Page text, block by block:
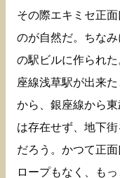
その際エキミセ正
のが自然だ。ちな
の駅ビルに作られ
座線浅草駅が出来
から、銀座線から
は存在せず、地下
だろう。かつて正
ロープもなく、も